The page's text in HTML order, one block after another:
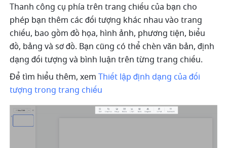
Thanh công cụ phía trên trang chiếu của bạn cho
phép bạn thêm các đối tượng khác nhau vào trang
chiếu, bao gồm đồ họa, hình ảnh, phương tiện, biểu
đồ, bảng và sơ đồ. Bạn cũng có thể chèn văn bản, định
dạng đối tượng và bình luận trên từng trang chiếu.
Để tìm hiểu thêm, xem Thiết lập định dạng của đối
tượng trong trang chiếu